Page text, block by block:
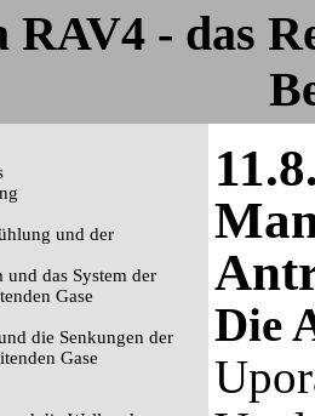
RAV4 - das
und der
und das System der
Gase
die Senkungen der
Gase
Die